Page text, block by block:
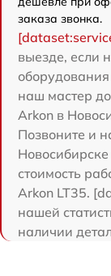
заказа звонка.
выезде, если
наш мастер
Arkon в
Позвоните и
Новосибирске
стоимость
Arkon LT35.
нашей
наличии